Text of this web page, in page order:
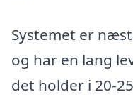
Systemet er
og har en lang
det holder i 20-